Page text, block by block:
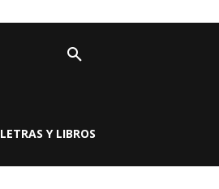
LETRAS Y LIBROS